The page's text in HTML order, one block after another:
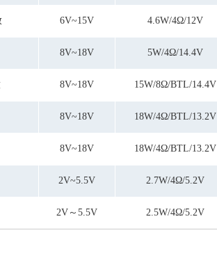
6V~15V 4.6W/4Ω/12V
8V~18V 5W/4Ω/14.4V
8V~18V 15W/8Ω/BTL/14.4V
8V~18V 18W/4Ω/BTL/13.2V
8V~18V 18W/4Ω/BTL/13.2V
2V~5.5V 2.7W/4Ω/5.2V
2V～5.5V 2.5W/4Ω/5.2V